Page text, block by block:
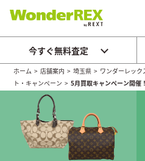
今すぐ無料査定
ホーム >店舗案内 >埼玉県 > ワンダーレッ
ト・キャンペーン >5月買取キャンペーン開催！